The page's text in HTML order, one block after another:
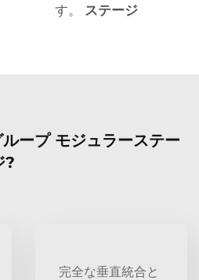
す。 ステージ
ープ モジュラーステー
?
完全な垂直統合と